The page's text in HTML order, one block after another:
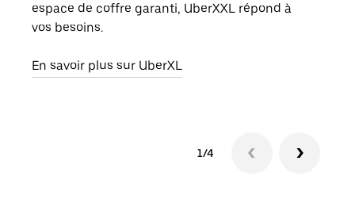
espace de coffre garanti, UberXXL répond à
vos besoins.
En savoir plus sur UberXL
1/4